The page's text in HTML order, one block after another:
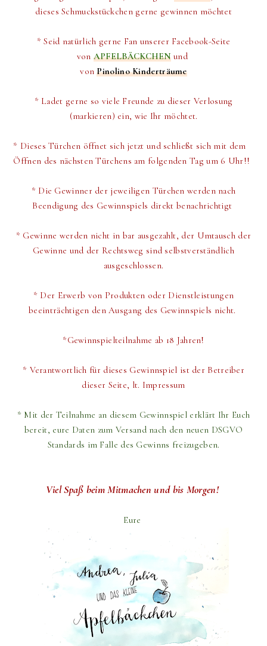
dieses Schmuckstückchen gerne gewinnen möchtet
* Seid natürlich gerne Fan unserer Facebook-Seite
von APFELBÄCKCHEN und
vonPinolino Kinderträume
* Ladet gerne so viele Freunde zu dieser Verlosung
(markieren) ein, wie Ihr möchtet.
* Dieses Türchen öffnet sich jetzt und schließt sich mit dem
Öffnen des nächsten Türchens am folgenden Tag um 6 Uhr!!
* Die Gewinner der jeweiligen Türchen werdennach
Beendigung des Gewinnspiels direkt benachrichtigt
* Gewinne werden nicht in bar ausgezahlt, der Umtausch der
Gewinne und der Rechtsweg sind selbstverständlich
ausgeschlossen.
* Der Erwerb von Produkten oder Dienstleistungen
beeinträchtigen den Ausgang des Gewinnspiels nicht.
*Gewinnspielteilnahme ab 18 Jahren!
* Verantwortlich für dieses Gewinnspiel ist der Betreiber
dieser Seite, lt. Impressum
* Mit der Teilnahme an diesem Gewinnspiel erklärt Ihr Euch
bereit, eure Daten zum Versand nach den neuen DSGVO
Standards im Falle des Gewinns freizugeben.
Viel Spaß beim Mitmachen und bis Morgen!
Eure